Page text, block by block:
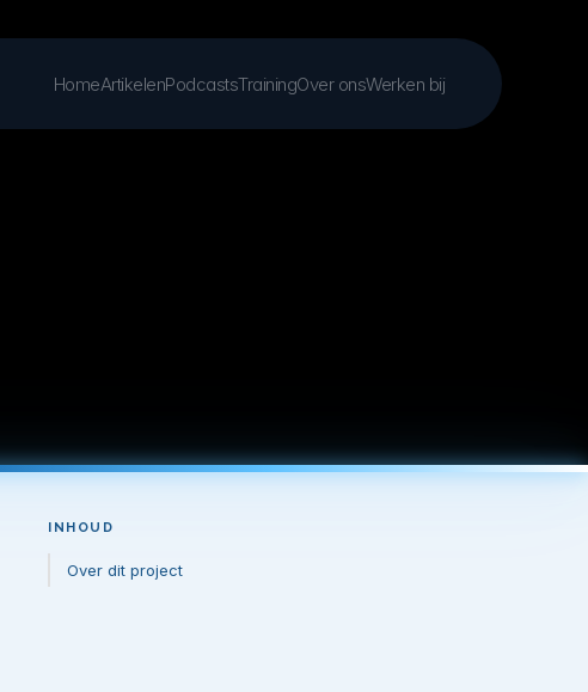
HomeArtikelenPodcastsTrainingOver onsWerken bij
INHOUD
Over dit project